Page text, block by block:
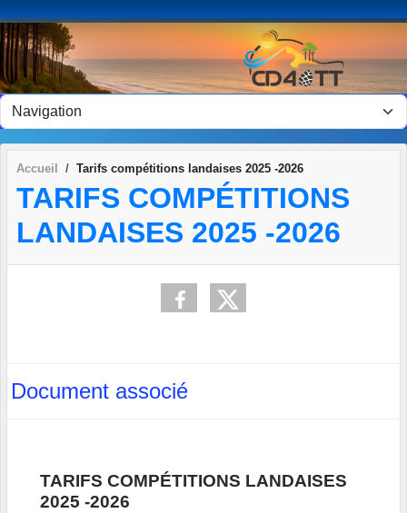
Accueil Tarifs compétitions landaises 2025 -2026
TARIFS COMPÉTITIONS
LANDAISES 2025 -2026
Document associé
TARIFS COMPÉTITIONS LANDAISES
2025 -2026